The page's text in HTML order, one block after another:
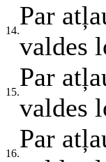
14.
Par
valdes
15.
Par
valdes
16.
Par